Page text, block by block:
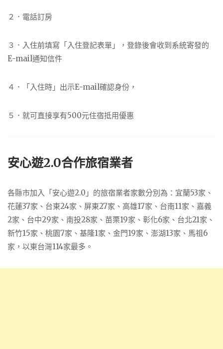
２．電話訂房
３．入住前填寫「入住登記表單」，登錄後會收到系統寄發的
E-mail通知信件
４．「入住時」出示E-mail確認身份，
５．就可直接享有500元住宿抵用優惠
安心遊2.0合作旅宿業者
各縣市加入「安心遊2.0」的旅宿業者家數分別為：宜蘭53家、
花蓮37家、台東24家、屏東27家、高雄17家、台南11家、嘉義
2家、台中29家、南投28家、苗栗19家、彰化6家、台北21家、
新竹15家、桃園7家、基隆1家、金門19家、澎湖13家、馬祖6
家，以東台灣114家最多。